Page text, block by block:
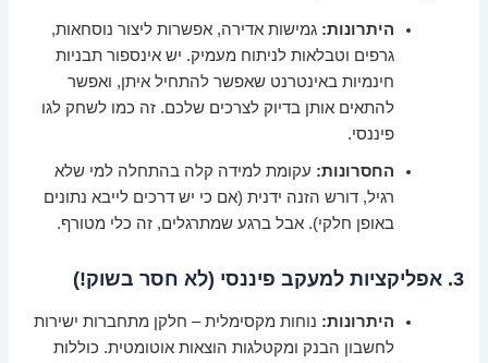
היתרונות: גמישות אדירה, אפשרות ליצור נוסחאות,
גרפים וטבלאות לניתוח מעמיק. יש אינספור תבניות
חינמיות באינטרנט שאפשר להתחיל איתן, ואפשר
להתאים אותן בדיוק לצרכים שלכם. זה כמו לשחק לגו
פיננסי.
החסרונות: עקומת למידה קלה בהתחלה למי שלא
רגיל, דורש הזנה ידנית (אם כי יש דרכים לייבא נתונים
באופן חלקי). אבל ברגע שמתרגלים, זה כלי מטורף.
3. אפליקציות למעקב פיננסי (לא חסר בשוק!)
היתרונות: נוחות מקסימלית – חלקן מתחברות ישירות
לחשבון הבנק ומקטלגות הוצאות אוטומטית. כוללות